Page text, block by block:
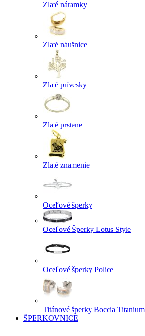
Zlaté náramky
Zlaté náušnice
Zlaté prívesky
Zlaté prstene
Zlaté znamenie
Oceľové šperky
Oceľové Šperky Lotus Style
Oceľové šperky Police
Titánové šperky Boccia Titanium
ŠPERKOVNICE